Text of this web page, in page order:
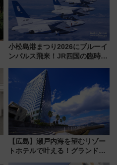
小松島港まつり2026にブルーイ
ンパルス飛来！JR四国の臨時ダ
【広島】瀬戸内海を望むリゾー
トホテルで叶える！グランドプ